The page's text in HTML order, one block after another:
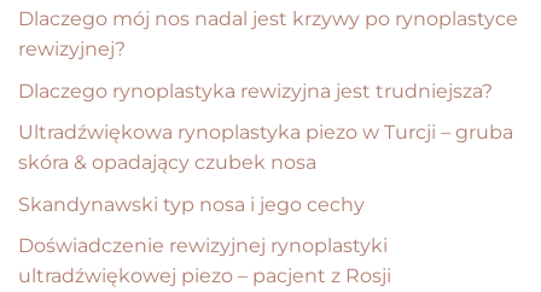
Dlaczego mój nos nadal jest krzywy po rynoplastyce
rewizyjnej?
Dlaczego rynoplastyka rewizyjna jest trudniejsza?
Ultradźwiękowa rynoplastyka piezo w Turcji – gruba
skóra & opadający czubek nosa
Skandynawski typ nosa i jego cechy
Doświadczenie rewizyjnej rynoplastyki
ultradźwiękowej piezo – pacjent z Rosji